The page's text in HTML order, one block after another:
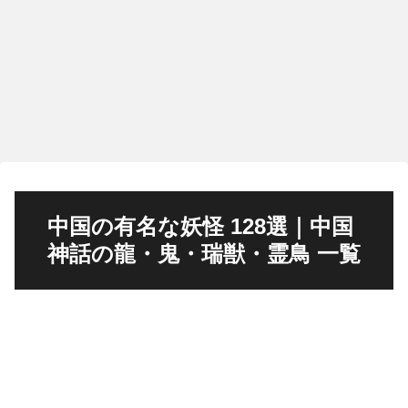
中国の有名な妖怪 128選｜中国
神話の龍・鬼・瑞獣・霊鳥 一覧